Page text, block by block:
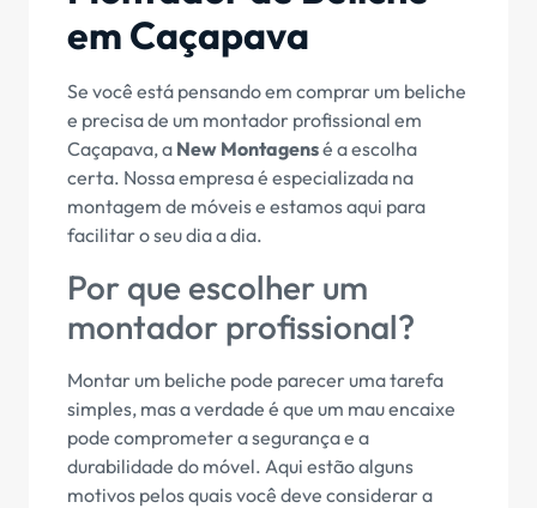
em Caçapava
Se você está pensando em comprar um beliche
e precisa de um montador profissional em
Caçapava, a New Montagensé a escolha
certa. Nossa empresa é especializada na
montagem de móveis e estamos aqui para
facilitar o seu dia a dia.
Por que escolher um
montador profissional?
Montar um beliche pode parecer uma tarefa
simples, mas a verdade é que um mau encaixe
pode comprometer a segurança e a
durabilidade do móvel. Aqui estão alguns
motivos pelos quais você deve considerar a